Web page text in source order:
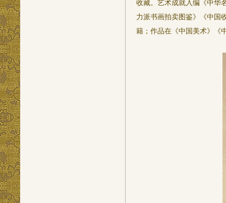
收藏。艺术成就入编《中华
力派书画拍卖图鉴》《中国
籍；作品在《中国美术》《